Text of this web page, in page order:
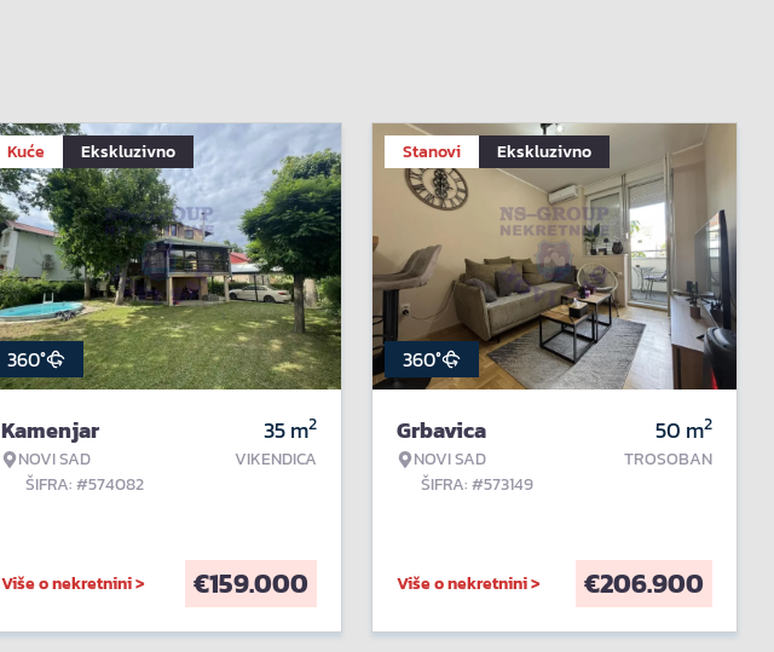
Kuće Ekskluzivno
360°
Kamenjar
NOVI SAD
ŠIFRA: #574082
35m2
VIKENDICA
Više o nekretnini > €159.000
Stanovi Ekskluzivno
360°
Grbavica
NOVI SAD
ŠIFRA: #573149
50 m2
TROSOBAN
Više o nekretnini > €206.900